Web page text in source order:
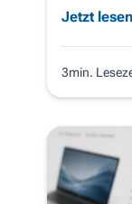
Jetzt lesen
3min.